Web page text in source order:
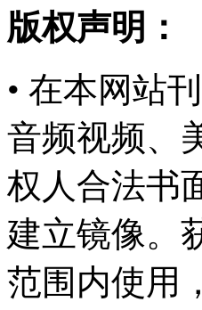
版权声明：
• 在本网站
音频视频、
权人合法书
建立镜像。
范围内使用